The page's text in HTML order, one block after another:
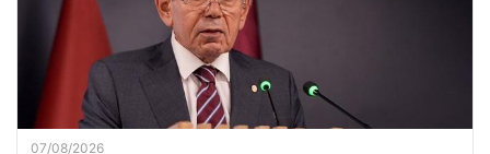
07/08/2026